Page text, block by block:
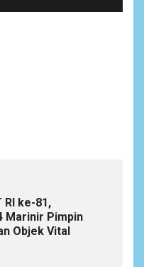
RI ke-81,
Marinir Pimpin
Objek Vital